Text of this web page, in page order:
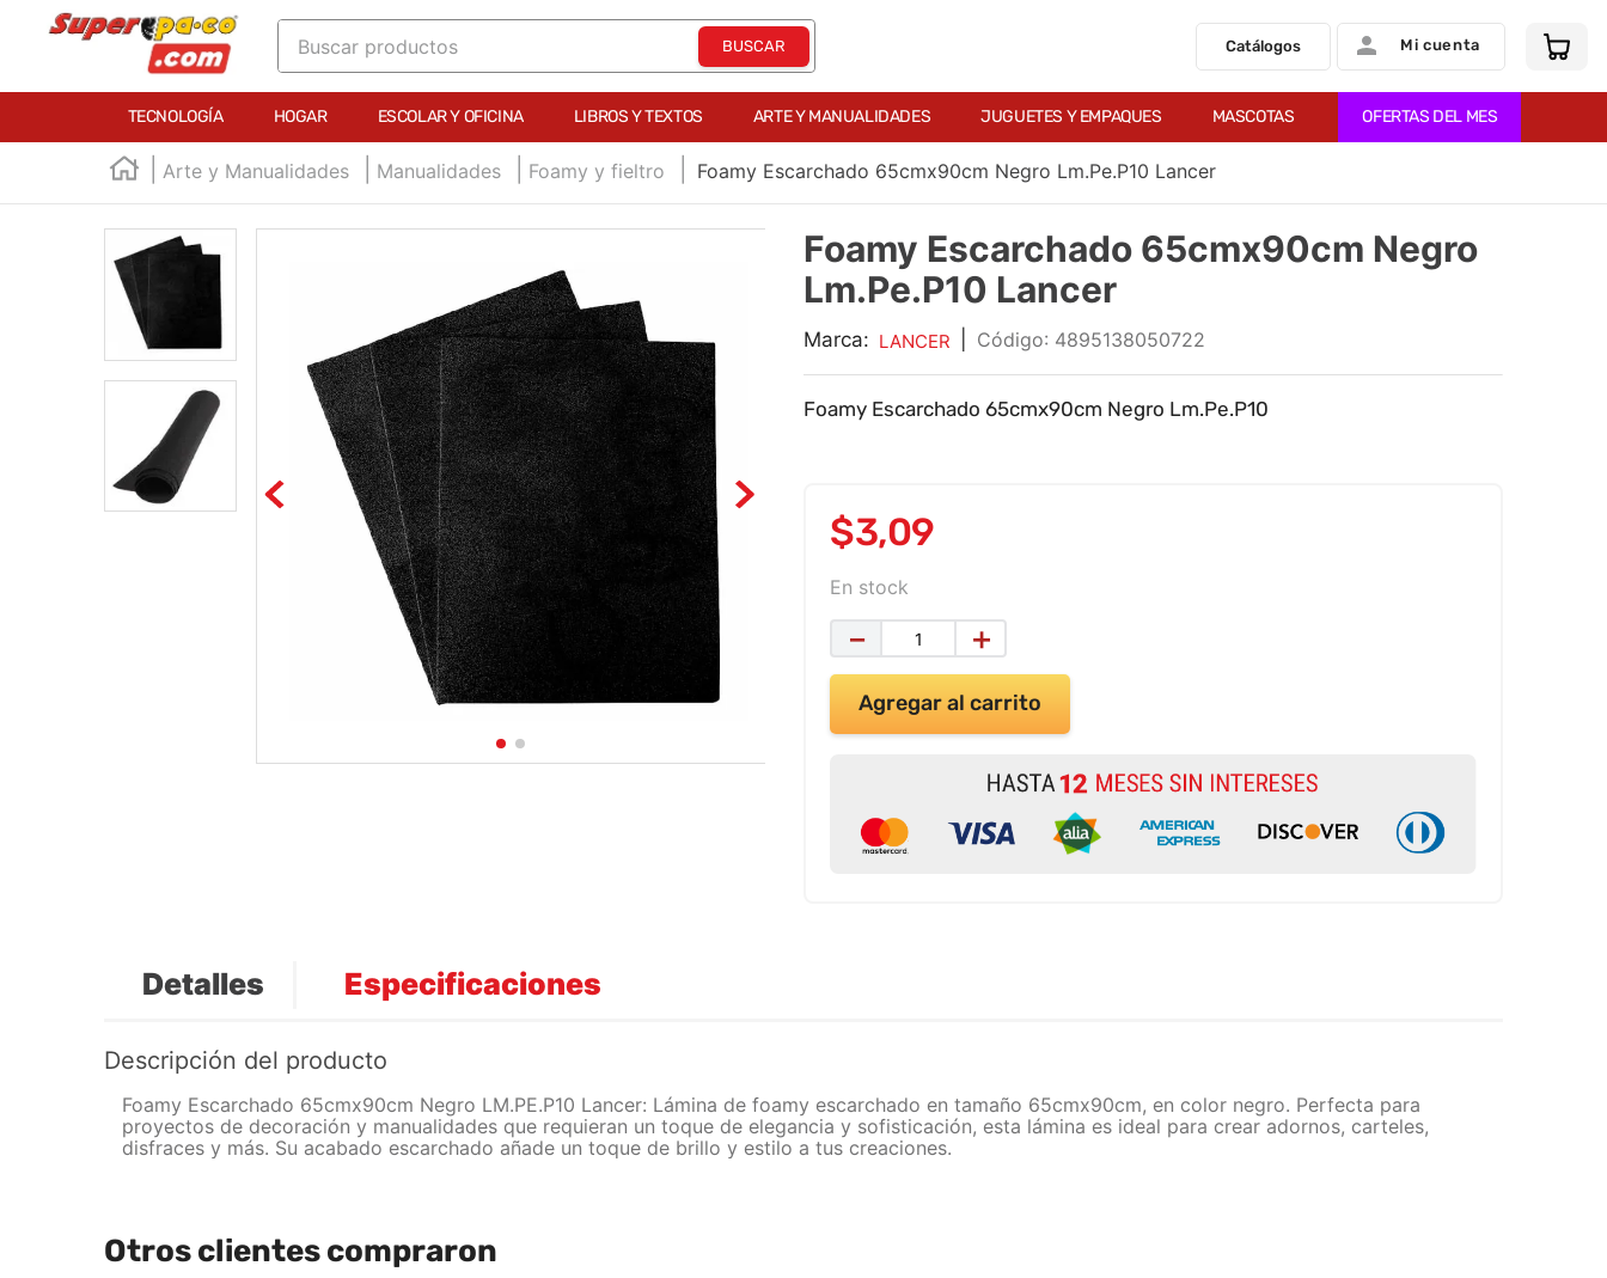
Buscar productos
Catálogos Mi cuenta
TECNOLOGÍA HOGAR ESCOLAR Y OFICINA LIBROS Y TEXTOS ARTE Y MANUALIDADES JUGUETES Y EMPAQUES MASCOTAS OFERTAS DEL MES
Arte y Manualidades Manualidades Foamy y fieltro Foamy Escarchado 65cmx90cm Negro Lm.Pe.P10 Lancer
Foamy Escarchado 65cmx90cm Negro
Lm.Pe.P10 Lancer
Marca: LANCER : 4895138050722
Foamy Escarchado 65cmx90cm Negro Lm.Pe.P10
$3,09
En stock
＋
－
Agregar al carrito
Detalles Especificaciones
Descripción del producto
Foamy Escarchado 65cmx90cm Negro LM.PE.P10 Lancer: Lámina de foamy escarchado en tamaño 65cmx90cm, en color negro. Perfecta para
proyectos de decoración y manualidades que requieran un toque de elegancia y sofisticación, esta lámina es ideal para crear adornos, carteles,
disfraces y más. Su acabado escarchado añade un toque de brillo y estilo a tus creaciones.
Otros clientes compraron
TÉRMINOS MÁS BUSCADOS
2.
marcador e300
marcadores
.
audifonos
teclado
impresora
calculadora